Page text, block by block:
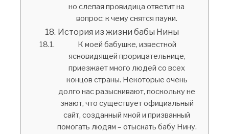
но слепая провидица ответит на
вопрос: к чему снятся пауки.
История из жизни бабы Нины
К моей бабушке, известной
ясновидящей прорицательнице,
приезжает много людей со всех
концов страны. Некоторые очень
долго нас разыскивают, поскольку не
знают, что существует официальный
сайт, созданный мной и призванный
помогать людям – отыскать бабу Нину.